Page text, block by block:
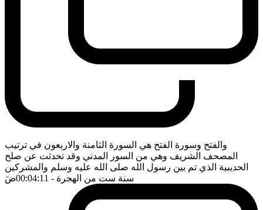
والفتح وسورة الفتح هي السورة الثامنة والاربعون في ترتيب
المصحف الشريف وهي من السور المدني وقد تحدثت عن صلح
الحديبية الذي تم بين رسول الله صلى الله عليه وسلم والمشركين
سنة ست من الهجرة - 00:04:11 ضَ